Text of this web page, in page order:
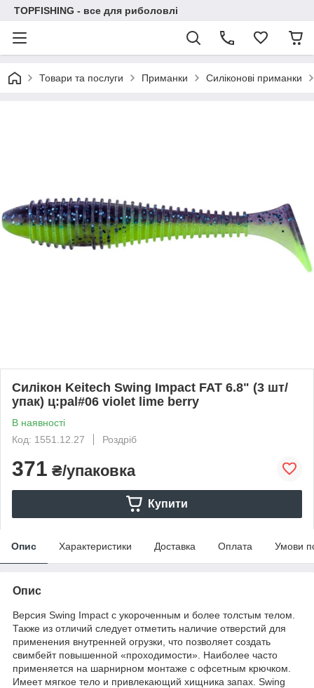
TOPFISHING - все для риболовлі
Товари та послуги Приманки Силіконові приманки
Силікон Keitech Swing Impact FAT 6.8" (3 шт/
упак) ц:pal#06 violet lime berry
В наявності
Код: 1551.12.27
Роздріб
371 ₴/упаковка
Купити
Опис Характеристики Доставка Оплата Умови
Опис
Версия Swing Impact c укороченным и более толстым телом.
Также из отличий следует отметить наличие отверстий для
применения внутренней огрузки, что позволяет создать
свимбейт повышенной «проходимости». Наиболее часто
применяется на шарнирном монтаже с офсетным крючком.
Имеет мягкое тело и привлекающий хищника запах. Swing